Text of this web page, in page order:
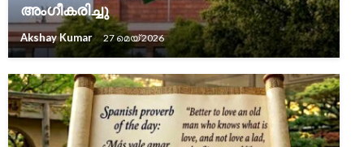
അംഗീകരിച്ചു
Akshay Kumar 27 മെയ്‌ 2026